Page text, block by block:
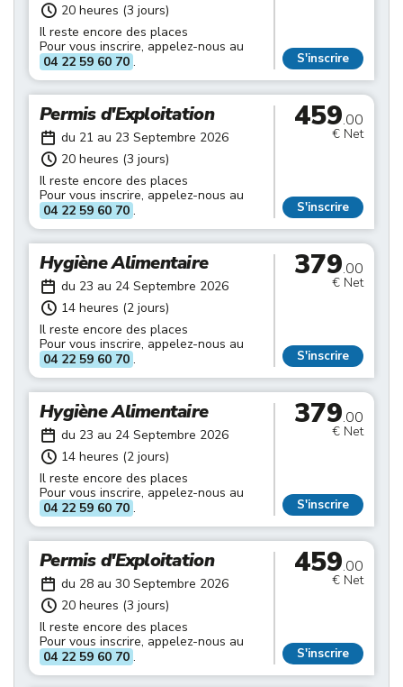
20 heures (3 jours)
Il reste encore des places
Pour vous inscrire, appelez-nous au
04 22 59 60 70 . S'inscrire
Permis d'Exploitation
du 21 au 23 Septembre 2026
20 heures (3 jours)
Il reste encore des places
Pour vous inscrire, appelez-nous au
04 22 59 60 70 .
459.00
€ Net
S'inscrire
Hygiène Alimentaire
du 23 au 24 Septembre 2026
14 heures (2 jours)
Il reste encore des places
Pour vous inscrire, appelez-nous au
04 22 59 60 70 .
379.00
€ Net
S'inscrire
Hygiène Alimentaire
du 23 au 24 Septembre 2026
14 heures (2 jours)
Il reste encore des places
Pour vous inscrire, appelez-nous au
04 22 59 60 70 .
379.00
€ Net
S'inscrire
Permis d'Exploitation
du 28 au 30 Septembre 2026
20 heures (3 jours)
Il reste encore des places
Pour vous inscrire, appelez-nous au
04 22 59 60 70 .
459.00
€ Net
S'inscrire